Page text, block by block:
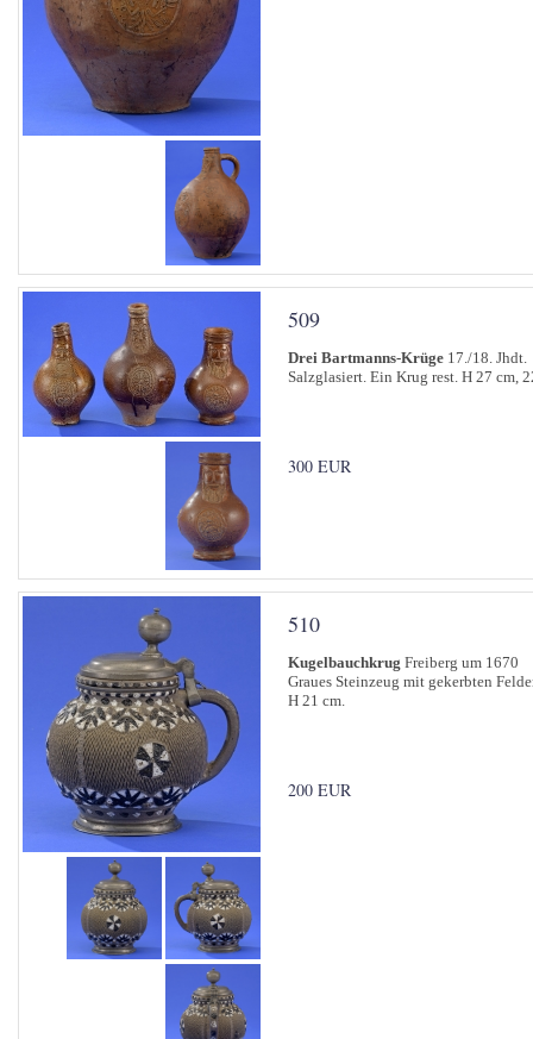
509
Drei Bartmanns-Krüge 17./18. Jhdt.
Salzglasiert. Ein Krug rest. H 27 cm,
300 EUR
510
Kugelbauchkrug Freiberg um 1670
Graues Steinzeug mit gekerbten
H 21 cm.
200 EUR